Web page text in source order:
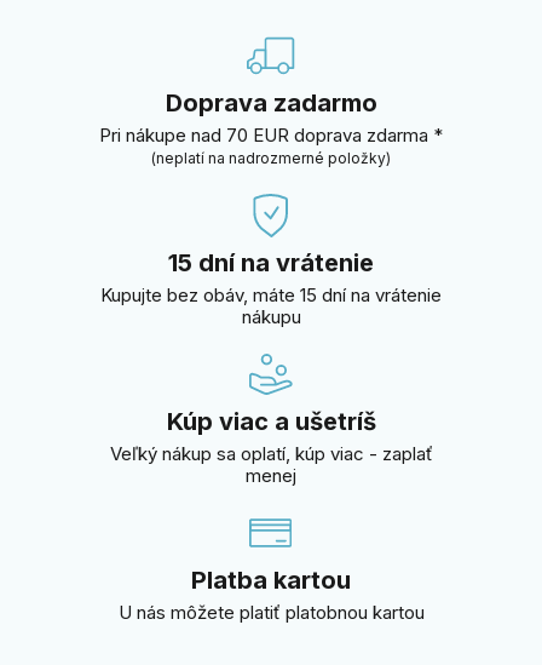
Doprava zadarmo
Pri nákupe nad 70 EUR doprava zdarma *
(neplatí na nadrozmerné položky)
15 dní na vrátenie
Kupujte bez obáv, máte 15 dní na vrátenie
nákupu
Kúp viac a ušetríš
Veľký nákup sa oplatí, kúp viac - zaplať
menej
Platba kartou
U nás môžete platiť platobnou kartou